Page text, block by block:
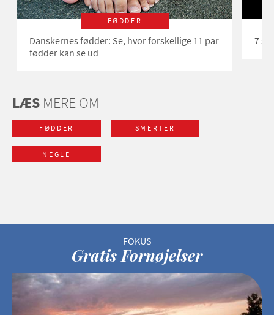
FØDDER
Danskernes fødder: Se, hvor forskellige 11 par
fødder kan se ud
7
LÆS MERE OM
FØDDER SMERTER
NEGLE
Gratis Fornøjelser